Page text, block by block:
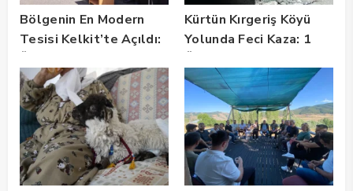
Bölgenin En Modern
Tesisi Kelkit’te Açıldı:
Kürtün Kırgeriş Köyü
Yolunda Feci Kaza: 1